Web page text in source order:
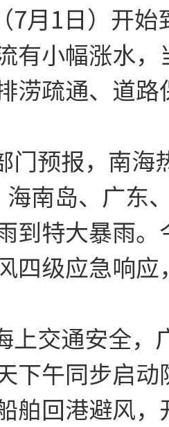
7月1日）开
有小幅涨水
涝疏通、道路
门预报，南海
南岛、广东
到特大暴雨
四级应急响
上交通安全，
下午同步启
舶回港避风